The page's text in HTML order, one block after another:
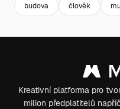
budova člověk
Kreativní platforma pro
milion předplatitelů